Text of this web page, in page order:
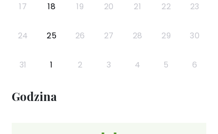
17 18 19 20 21 22 23
24 25 26 27 28 29 30
31 1 2 3 4 5 6
Godzina